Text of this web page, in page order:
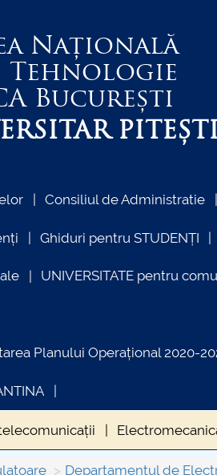
Națională
Tehnologie
București
Consiliul de Administratie
Ghiduri pentru STUDENȚI
UNIVERSITATE pentru
Planului Operațional 2020-
Departamentul de